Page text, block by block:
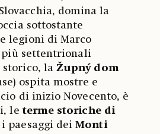
domina la
sottostante
legioni di Marco
più settentrionali
storico, laŽupný dom
ospita mostre e
di inizio Novecento, è
leterme storiche di
i paesaggi deiMonti